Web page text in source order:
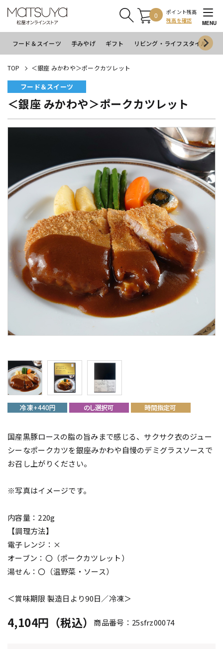
0
ポイント残高
残高を確認
MENU
フード＆スイーツ 手みやげ ギフト リビング・ライフスタイル
TOP ＜銀座 みかわや＞ポークカツレット
フード＆スイーツ
＜銀座 みかわや＞ポークカツレット
国産黒豚ロースの脂の旨みまで感じる、サクサク衣のジュー
シーなポークカツを銀座みかわや自慢のデミグラスソースで
お召し上がりください。
※写真はイメージです。
内容量：220g
【調理方法】
電子レンジ：×
オーブン：〇（ポークカツレット）
湯せん：〇（温野菜・ソース）
＜賞味期限 製造日より90日／冷凍＞
4,104円（税込） 商品番号：25sfrz00074